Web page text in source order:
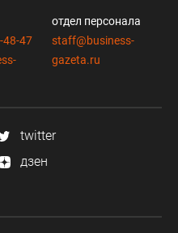
48-47
отдел персонала
staff@business-
gazeta.ru
twitter
дзен